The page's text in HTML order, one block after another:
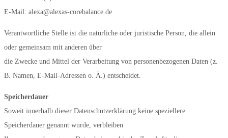
E-Mail: alexa@alexas-corebalance.de
Verantwortliche Stelle ist die natürliche oder juristische Person, die allein
oder gemeinsam mit anderen über
die Zwecke und Mittel der Verarbeitung von personenbezogenen Daten (z.
B. Namen, E-Mail-Adressen o. Ä.) entscheidet.
Speicherdauer
Soweit innerhalb dieser Datenschutzerklärung keine speziellere
Speicherdauer genannt wurde, verbleiben